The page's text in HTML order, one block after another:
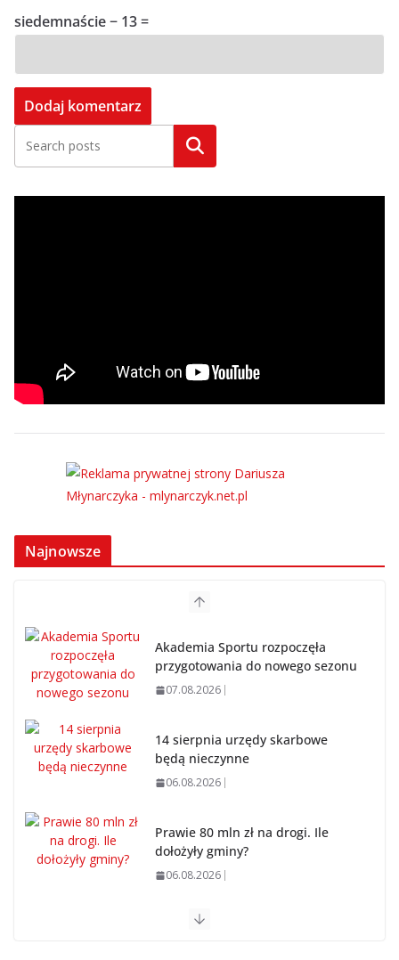
siedemnaście − 13 =
Szukaj
Najnowsze
Akademia Sportu rozpoczęła
przygotowania do nowego sezonu
07.08.2026
14 sierpnia urzędy skarbowe
będą nieczynne
06.08.2026
Prawie 80 mln zł na drogi. Ile
dołożyły gminy?
06.08.2026
Szkoła we Władysławowie przechodzi modernizację